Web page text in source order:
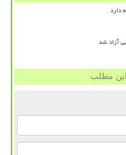
دارد
آزاد شد
این مطلب